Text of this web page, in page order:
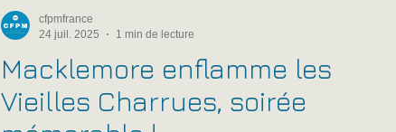
Macklemore enflamme les
Vieilles Charrues, soirée
cfpmfrance
24 juil. 2025
1 min de lecture